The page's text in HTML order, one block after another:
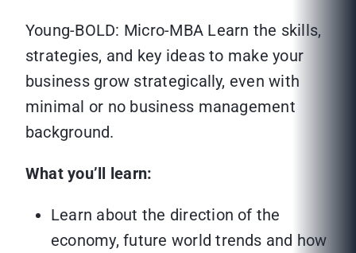
Young-BOLD: Micro-MBA Learn the skills,
strategies, and key ideas to make your
business grow strategically, even with
minimal or no business management
background.
What you’ll learn:
Learn about the direction of the
economy, future world trends and how